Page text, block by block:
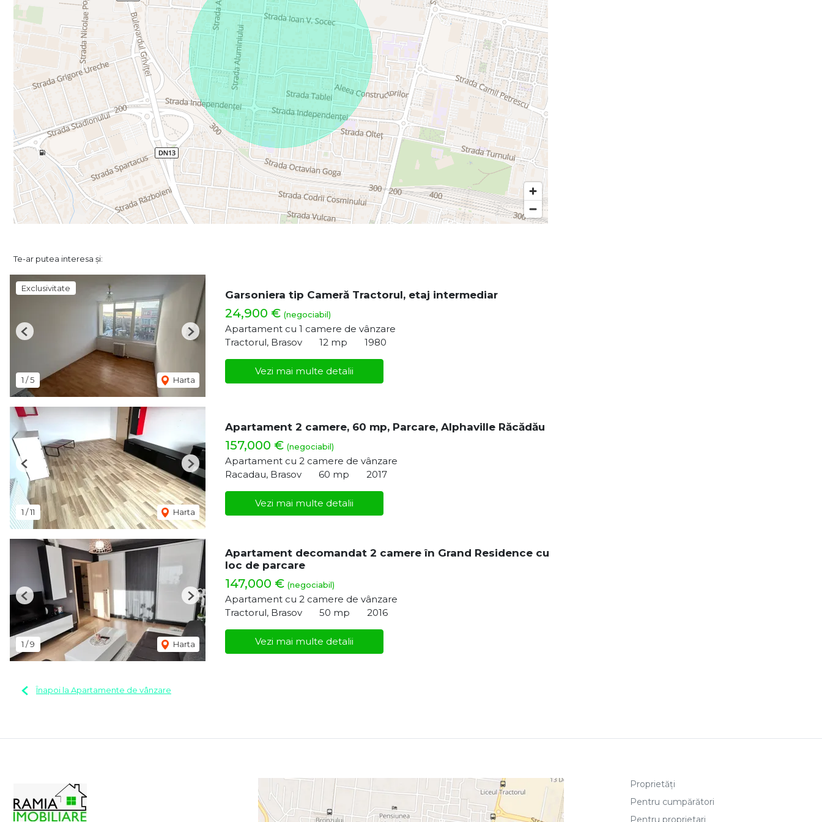
Te-ar putea interesa și:
Exclusivitate
1 /5 Harta
Previous Next
Garsoniera tip Cameră Tractorul, etaj intermediar
24,900 € (negociabil)
Apartament cu 1 camere de vânzare
Tractorul, Brasov
12 mp 1980
Vezi mai multe detalii
1 /11 Harta
Previous Next
Apartament 2 camere, 60 mp, Parcare, Alphaville Răcădău
157,000 € (negociabil)
Apartament cu 2 camere de vânzare
Racadau, Brasov
60 mp 2017
Vezi mai multe detalii
1 /9 Harta
Previous Next
Apartament decomandat 2 camere în Grand Residence cu
loc de parcare
147,000 € (negociabil)
Apartament cu 2 camere de vânzare
Tractorul, Brasov
50 mp 2016
Vezi mai multe detalii
Înapoi la Apartamente de vânzare
Proprietăți
Pentru cumpărători
Pentru proprietari